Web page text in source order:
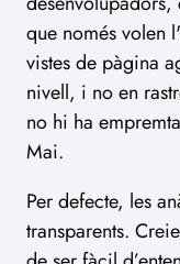
que només volen
vistes de pàgina
nivell, i no en
no hi ha
Mai.
Per defecte, les
transparents.